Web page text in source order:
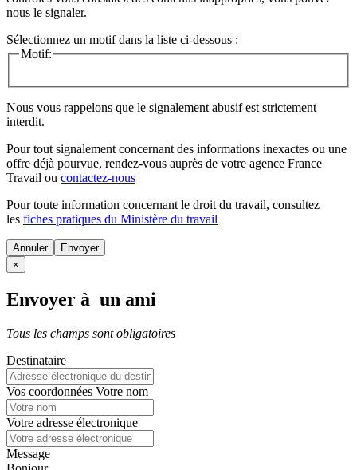
nous le signaler.
Sélectionnez un motif dans la liste ci-dessous :
Motif:
Nous vous rappelons que le signalement abusif est strictement
interdit.
Pour tout signalement concernant des informations inexactes ou une
offre déjà pourvue, rendez-vous auprès de votre agence France
Travail ou contactez-nous
Pour toute information concernant le droit du travail, consultez
les fiches pratiques du Ministère du travail
Annuler
×
Envoyer à un ami
Tous les champs sont obligatoires
Destinataire
Vos coordonnées Votre nom
Votre adresse électronique
Message